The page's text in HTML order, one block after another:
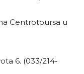
Centrotoursa u
6. (033/214-